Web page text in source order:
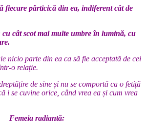
fiecare părticică din ea, indiferent cât de
cu cât scot mai multe umbre în lumină, cu
nicio parte din ea ca să fie acceptată de cei
o relație.
de sine și nu se comportă ca o fetiță
i se cuvine orice, când vrea ea și cum vrea
Femeia radiantă: